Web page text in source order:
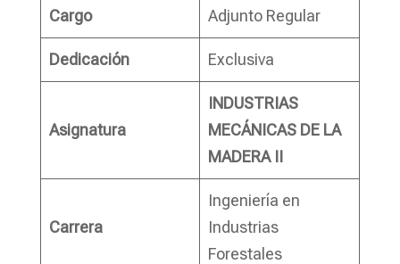
Cargo Adjunto Regular
Dedicación Exclusiva
Asignatura
INDUSTRIAS
MECÁNICAS DE LA
MADERA II
Carrera
Ingeniería en
Industrias
Forestales